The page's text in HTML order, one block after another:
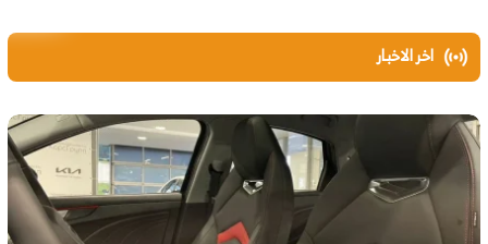
اخر الاخبار